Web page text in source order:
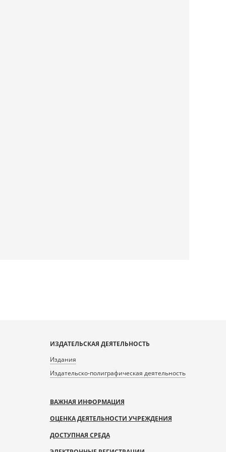
ИЗДАТЕЛЬСКАЯ ДЕЯТЕЛЬНОСТЬ
Издания
Издательско-полиграфическая деятельность
ВАЖНАЯ ИНФОРМАЦИЯ
ОЦЕНКА ДЕЯТЕЛЬНОСТИ УЧРЕЖДЕНИЯ
ДОСТУПНАЯ СРЕДА